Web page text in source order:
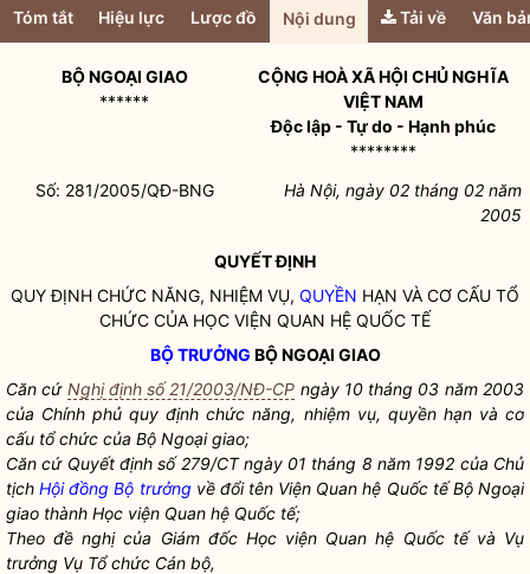
Tóm tắt Hiệu lực Lược đồ Nội dung Tải về Văn
BỘ NGOẠI GIAO
******
CỘNG HOÀ XÃ HỘI CHỦ NGHĨA
VIỆT NAM
Độc lập - Tự do - Hạnh phúc
********
Số: 281/2005/QĐ-BNG
Hà Nội, ngày 02 tháng 02 năm
2005
QUYẾT ĐỊNH
QUY ĐỊNH CHỨC NĂNG, NHIỆM VỤ, QUYỀN HẠN VÀ CƠ CẤU TỔ
CHỨC CỦA HỌC VIỆN QUAN HỆ QUỐC TẾ
BỘ TRƯỞNG BỘ NGOẠI GIAO
Căn cứ Nghị định số 21/2003/NĐ-CP ngày 10 tháng 03 năm 2003
của Chính phủ quy định chức năng, nhiệm vụ, quyềnhạn và cơ
cấu tổ chức của Bộ Ngoại giao;
Căn cứ Quyết định số 279/CT ngày 01 tháng 8 năm 1992 của Chủ
tịchHội đồng Bộ trưởng về đổi tên Viện Quan hệ Quốc tế Bộ Ngoại
giao thành Học viện Quan hệ Quốc tế;
Theo đề nghị của Giám đốc Học viện Quan hệ Quốc tế và Vụ
trưởng Vụ Tổ chức Cán bộ,